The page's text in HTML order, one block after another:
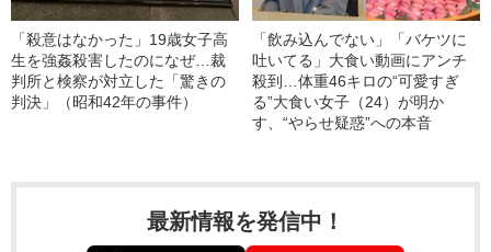
「殺意はなかった」19歳女子高
生を強姦殺害したのになぜ…裁
判所と検察が対立した「驚きの
判決」（昭和42年の事件）
「飲み込んでない」「バケツに
吐いてる」大食い動画にアンチ
殺到…体重46キロの“可愛すぎ
る”大食い女子（24）が明か
す、“やらせ疑惑”への本音
最新情報を発信中！